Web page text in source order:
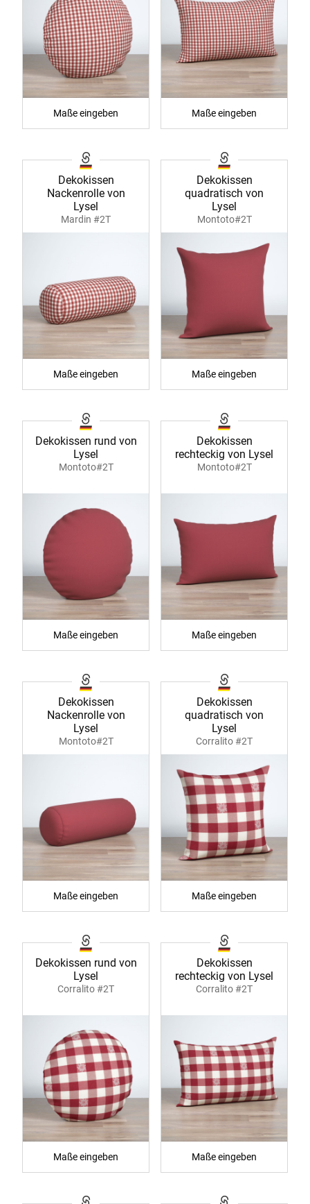
Maße eingeben Maße eingeben
Dekokissen
Nackenrolle von
Lysel
Mardin #2T
Maße eingeben
Dekokissen
quadratisch von
Lysel
Montoto#2T
Maße eingeben
Dekokissen rund von
Lysel
Montoto#2T
Maße eingeben
Dekokissen
rechteckig von Lysel
Montoto#2T
Maße eingeben
Dekokissen
Nackenrolle von
Lysel
Montoto#2T
Maße eingeben
Dekokissen
quadratisch von
Lysel
Corralito #2T
Maße eingeben
Dekokissen rund von
Lysel
Corralito #2T
Maße eingeben
Dekokissen
rechteckig von Lysel
Corralito #2T
Maße eingeben